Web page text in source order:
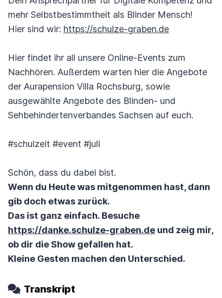
mehr Selbstbestimmtheit als Blinder Mensch!
Hier sind wir: https://schulze-graben.de
Hier findet ihr all unsere Online-Events zum
Nachhören. Außerdem warten hier die Angebote
der Aurapension Villa Rochsburg, sowie
ausgewählte Angebote des Blinden- und
Sehbehindertenverbandes Sachsen auf euch.
#schulzeit #event #juli
Schön, dass du dabei bist.
Wenn du Heute was mitgenommen hast, dann
gib doch etwas zurück.
Das ist ganz einfach. Besuche
https://danke.schulze-graben.de und zeig mir,
ob dir die Show gefallen hat.
Kleine Gesten machen den Unterschied.
Transkript